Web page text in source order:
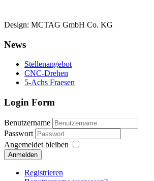
Design: MCTAG GmbH Co. KG
News
Stellenangebot
CNC-Drehen
5-Achs Fraesen
Login Form
Benutzername
Passwort
Angemeldet bleiben
Anmelden
Registrieren